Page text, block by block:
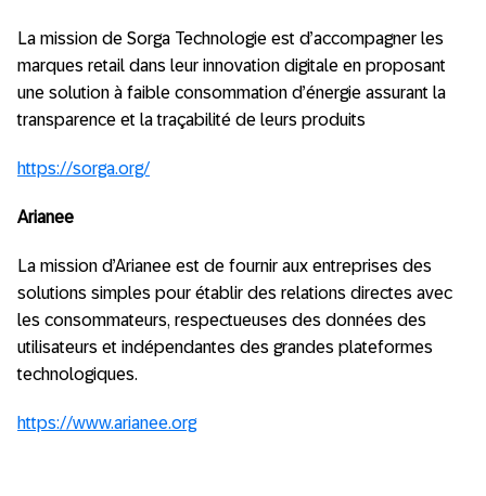
La mission de Sorga Technologie est d’accompagner les
marques retail dans leur innovation digitale en proposant
une solution à faible consommation d’énergie assurant la
transparence et la traçabilité de leurs produits
https://sorga.org/
Arianee
La mission d’Arianee est de fournir aux entreprises des
solutions simples pour établir des relations directes avec
les consommateurs, respectueuses des données des
utilisateurs et indépendantes des grandes plateformes
technologiques.
https://www.arianee.org